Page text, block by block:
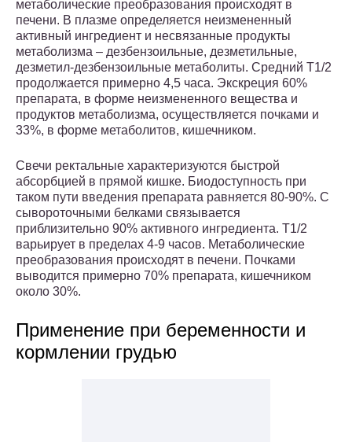
метаболические преобразования происходят в
печени. В плазме определяется неизмененный
активный ингредиент и несвязанные продукты
метаболизма – дезбензоильные, дезметильные,
дезметил-дезбензоильные метаболиты. Средний T1/2
продолжается примерно 4,5 часа. Экскреция 60%
препарата, в форме неизмененного вещества и
продуктов метаболизма, осуществляется почками и
33%, в форме метаболитов, кишечником.
Свечи ректальные характеризуются быстрой
абсорбцией в прямой кишке. Биодоступность при
таком пути введения препарата равняется 80-90%. С
сывороточными белками связывается
приблизительно 90% активного ингредиента. T1/2
варьирует в пределах 4-9 часов. Метаболические
преобразования происходят в печени. Почками
выводится примерно 70% препарата, кишечником
около 30%.
Применение при беременности и
кормлении грудью